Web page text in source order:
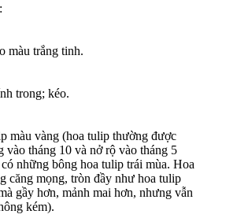
màu trắng tinh.
trong; kéo.
màu vàng (hoa tulip thường được
vào tháng 10 và nở rộ vào tháng 5
những bông hoa tulip trái mùa. Hoa
căng mọng, tròn đầy như hoa tulip
gầy hơn, mảnh mai hơn, nhưng vẫn
kém).